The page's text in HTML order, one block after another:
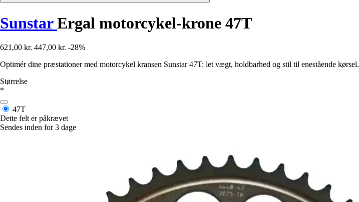
SunstarErgal motorcykel-krone 47T
621,00 kr. 447,00 kr. -28%
Optimér dine præstationer med motorcykel kransen Sunstar 47T: let vægt, holdbarhed og stil til enestående kørsel.
Størrelse
*
47T
Dette felt er påkrævet
Sendes inden for 3 dage